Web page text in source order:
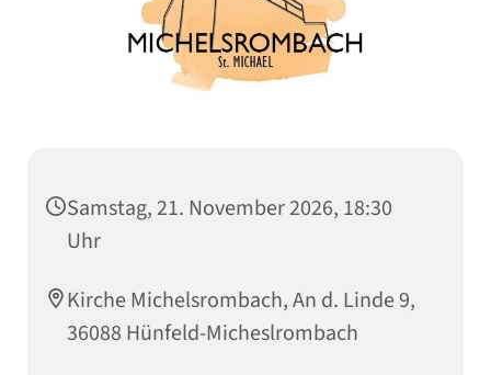
Samstag, 21. November 2026, 18:30
Uhr
Kirche Michelsrombach, An d. Linde 9,
36088 Hünfeld-Micheslrombach